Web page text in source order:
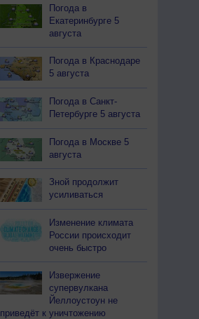
Погода в
Екатеринбурге 5
августа
Погода в Краснодаре
5 августа
Погода в Санкт-
Петербурге 5 августа
Погода в Москве 5
августа
Зной продолжит
усиливаться
Изменение климата
России происходит
очень быстро
Извержение
супервулкана
Йеллоустоун не
приведёт к уничтожению